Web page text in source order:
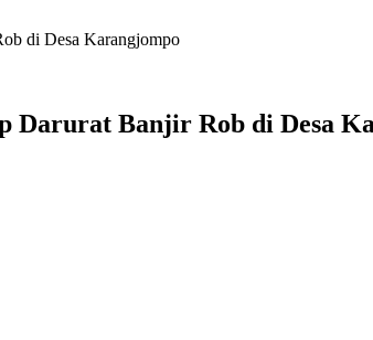
di Desa Karangjompo
Darurat Banjir Rob di Desa